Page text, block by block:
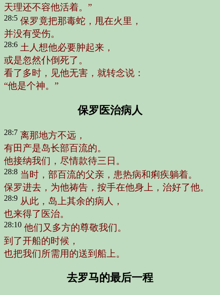
天理还不容他活着。”
28:5 保罗竟把那毒蛇，甩在火里，
并没有受伤。
28:6 土人想他必要肿起来，
或是忽然仆倒死了。
看了多时，见他无害，就转念说：
“他是个神。”
保罗医治病人
28:7 离那地方不远，
有田产是岛长部百流的。
他接纳我们，尽情款待三日。
28:8 当时，部百流的父亲，患热病和痢疾躺着。
保罗进去，为他祷告，按手在他身上，治好了他。
28:9 从此，岛上其余的病人，
也来得了医治。
28:10 他们又多方的尊敬我们。
到了开船的时候，
也把我们所需用的送到船上。
去罗马的最后一程